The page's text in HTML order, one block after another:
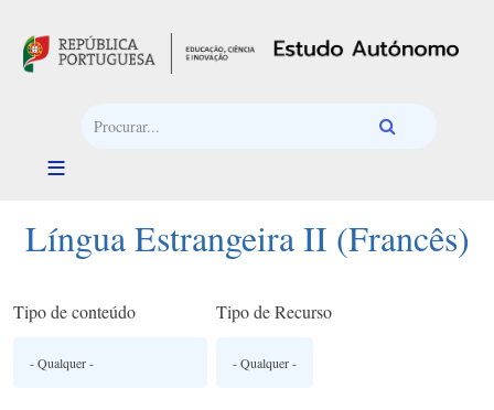
Língua Estrangeira II (Francês)
Tipo de conteúdo Tipo de Recurso